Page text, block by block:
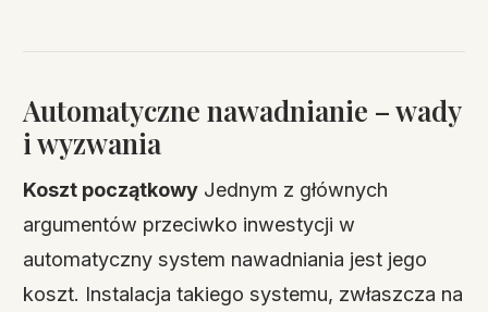
Automatyczne nawadnianie – wady
i wyzwania
Koszt początkowy Jednym z głównych
argumentów przeciwko inwestycji w
automatyczny system nawadniania jest jego
koszt. Instalacja takiego systemu, zwłaszcza na